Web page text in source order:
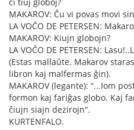
MAKAROV: Ĉu vi povas movi
LA VOĈO DE PETERSEN:
MAKAROV: Kiujn globojn?
LA VOĈO DE PETERSEN:
(Estas mallaŭte. Makarov
libron kaj malfermas ĝin).
MAKAROV (legante): “...Iom
formon kaj fariĝas globo. Kaj
ĉiujn siajn dezirojn“.
KURTENFALO.